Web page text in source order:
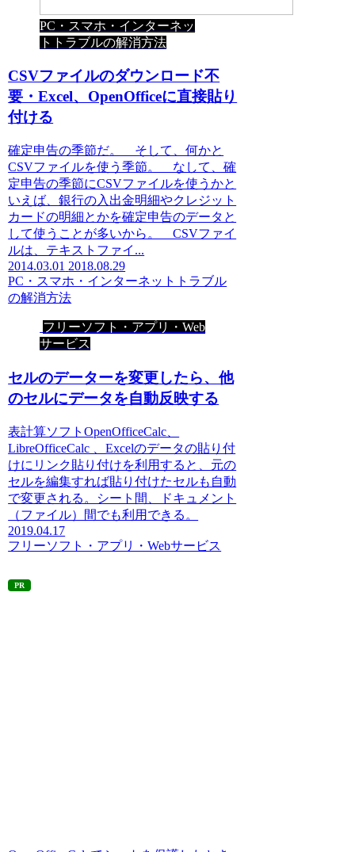
PC・スマホ・インターネッ
トトラブルの解消方法
CSVファイルのダウンロード不
要・Excel、OpenOfficeに直接貼り
付ける
確定申告の季節だ。 そして、何かと
CSVファイルを使う季節。 なして、確
定申告の季節にCSVファイルを使うかと
いえば、銀行の入出金明細やクレジット
カードの明細とかを確定申告のデータと
して使うことが多いから。 CSVファイ
ルは、テキストファイ...
2014.03.01 2018.08.29
PC・スマホ・インターネットトラブル
の解消方法
フリーソフト・アプリ・Web
サービス
セルのデーターを変更したら、他
のセルにデータを自動反映する
表計算ソフトOpenOfficeCalc、
LibreOfficeCalc 、Excelのデータの貼り付
けにリンク貼り付けを利用すると、元の
セルを編集すれば貼り付けたセルも自動
で変更される。シート間、ドキュメント
（ファイル）間でも利用できる。
2019.04.17
フリーソフト・アプリ・Webサービス
PR